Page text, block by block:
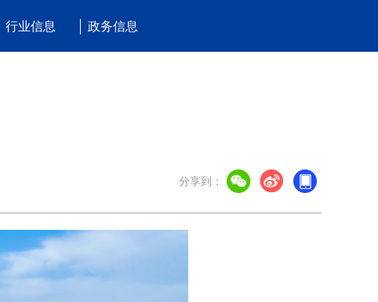
行业信息 政务信息
分享到：